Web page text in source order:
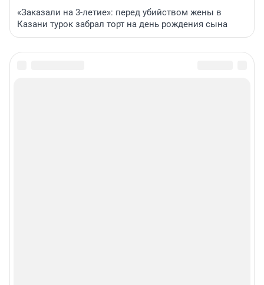
«Заказали на 3-летие»: перед убийством жены в
Казани турок забрал торт на день рождения сына